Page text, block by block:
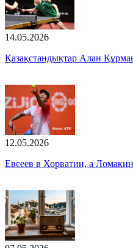
14.05.2026
Қазақстандықтар Алан
12.05.2026
Евсеев в Хорватии, а